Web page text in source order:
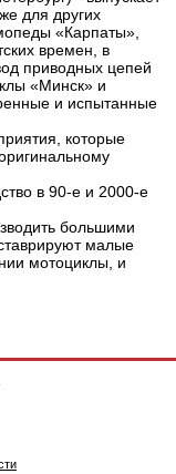
для других
«Карпаты»,
времен, в
приводных цепей
«Минск» и
и испытанные
которые
в 90-е и 2000-е
большими
малые
мотоциклы, и